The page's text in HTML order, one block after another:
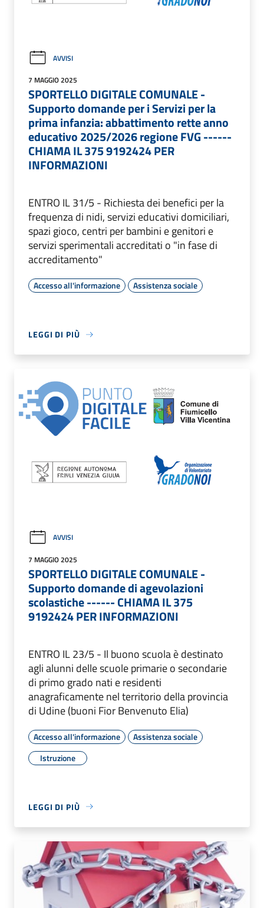
AVVISI
7 MAGGIO 2025
SPORTELLO DIGITALE COMUNALE -
Supporto domande per i Servizi per la
prima infanzia: abbattimento rette anno
educativo 2025/2026 regione FVG ------
CHIAMA IL 375 9192424 PER
INFORMAZIONI
ENTRO IL 31/5 - Richiesta dei benefici per la
frequenza di nidi, servizi educativi domiciliari,
spazi gioco, centri per bambini e genitori e
servizi sperimentali accreditati o "in fase di
accreditamento"
Accesso all'informazione Assistenza sociale
LEGGI DI PIÙ
AVVISI
7 MAGGIO 2025
SPORTELLO DIGITALE COMUNALE -
Supporto domande di agevolazioni
scolastiche ------ CHIAMA IL 375
9192424 PER INFORMAZIONI
ENTRO IL 23/5 - Il buono scuola è destinato
agli alunni delle scuole primarie o secondarie
di primo grado nati e residenti
anagraficamente nel territorio della provincia
di Udine (buoni Fior Benvenuto Elia)
Accesso all'informazione
Assistenza sociale
Istruzione
LEGGI DI PIÙ